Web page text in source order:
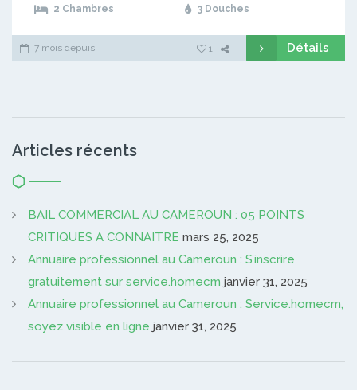
2 Chambres 3 Douches
7 mois depuis 1 Détails
Articles récents
BAIL COMMERCIAL AU CAMEROUN : 05 POINTS
CRITIQUES A CONNAITRE mars 25, 2025
Annuaire professionnel au Cameroun : S’inscrire
gratuitement sur service.homecm janvier 31, 2025
Annuaire professionnel au Cameroun : Service.homecm,
soyez visible en ligne janvier 31, 2025